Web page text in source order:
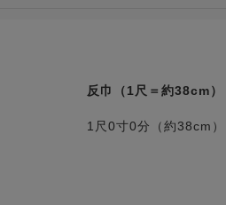
反巾（1尺＝約38cm）
1尺0寸0分（約38cm）